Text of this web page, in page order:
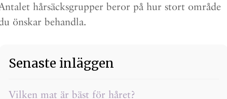
hårsäcksgrupper beror på hur stort område
önskar behandla.
Senaste inläggen
Vilken mat är bäst för håret?